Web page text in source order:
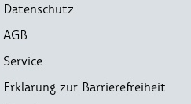
Datenschutz
AGB
Service
Erklärung zur Barrierefreiheit